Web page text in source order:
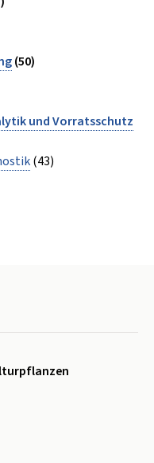
(50)
und Vorratsschutz
(43)